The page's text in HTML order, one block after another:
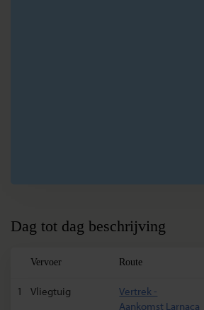
Dag tot dag beschrijving
Vervoer Route
1 Vliegtuig
Vertrek -
Aankomst Larnaca